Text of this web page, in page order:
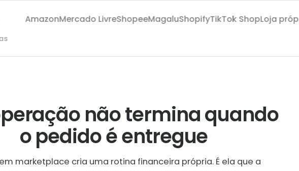
AmazonMercado LivreShopeeMagaluShopifyTikTok ShopLoja própria
não termina quando
o pedido é entregue
marketplace cria uma rotina financeira própria. É ela que a